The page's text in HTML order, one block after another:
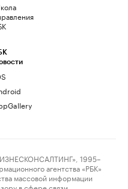
1995–
агентства «РБК»
массовой информации